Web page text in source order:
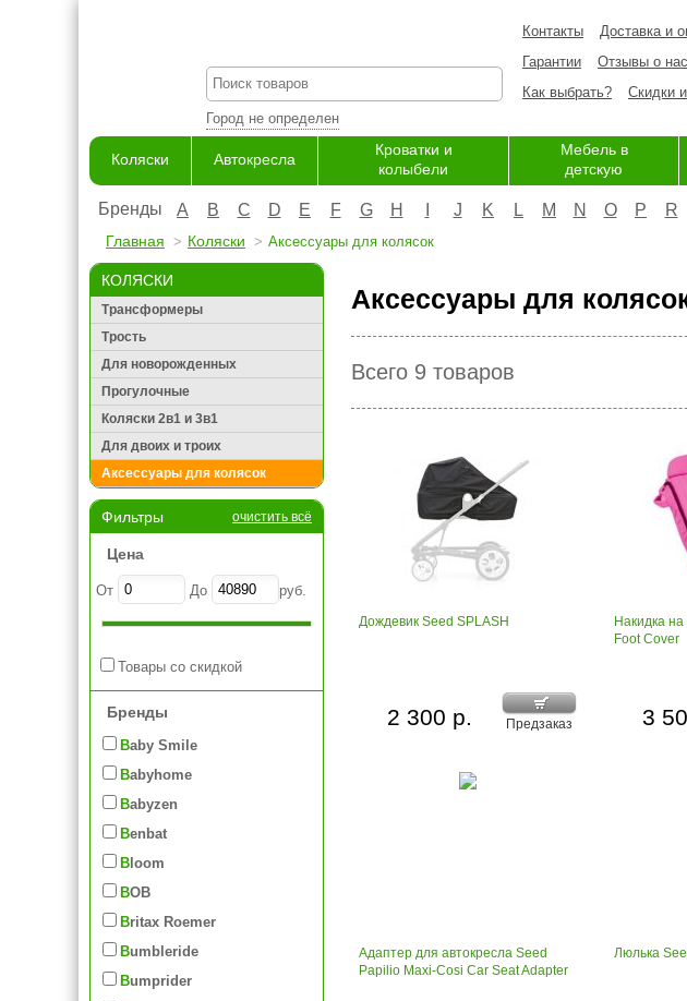
Город не определен
Контакты
Доставка и
Гарантии
Отзывы о нас
Как выбрать?
Скидки
Коляски Автокресла
Кроватки и
колыбели
Мебель в
детскую
Бренды A B C D E F G H J K L M N O P R
Главная Коляски Аксессуары для колясок
КОЛЯСКИ
Трансформеры
Трость
Для новорожденных
Прогулочные
Коляски 2в1 и 3в1
Для двоих и троих
Аксессуары для колясок
Фильтры очистить всё
Цена
От До руб.
Товары со скидкой
Бренды
Baby Smile
Babyhome
Babyzen
Benbat
Bloom
BOB
Britax Roemer
Bumbleride
Bumprider
Аксессуары для
Всего 9 товаров
Дождевик Seed SPLASH
Предзаказ
2 300 р.
Накидка
Foot Cover
3
Адаптер для автокресла Seed
Papilio Maxi-Cosi Car Seat Adapter
Люлька